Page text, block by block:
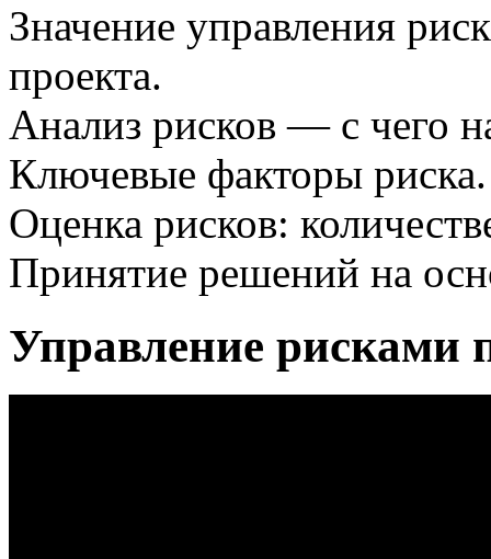
Значение управления
проекта.
Анализ рисков — с чего
Ключевые факторы риска.
Оценка рисков:
Принятие решений на
Управление рисками